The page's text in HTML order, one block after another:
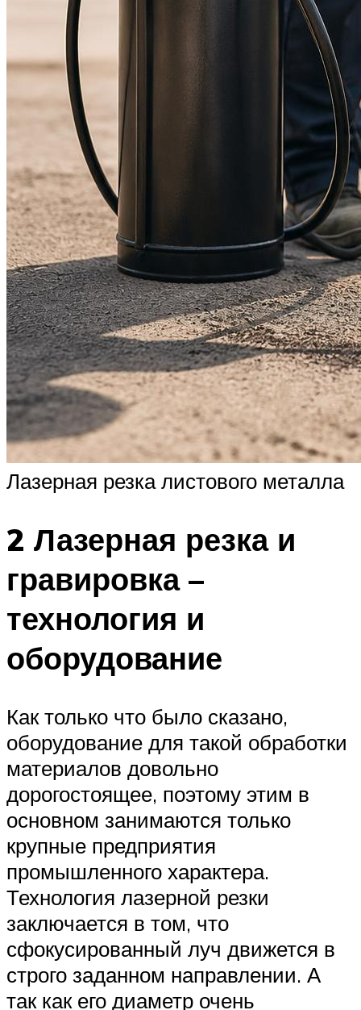
Лазерная резка листового металла
2 Лазерная резка и
гравировка –
технология и
оборудование
Как только что было сказано,
оборудование для такой обработки
материалов довольно
дорогостоящее, поэтому этим в
основном занимаются только
крупные предприятия
промышленного характера.
Технология лазерной резки
заключается в том, что
сфокусированный луч движется в
строго заданном направлении. А
так как его диаметр очень